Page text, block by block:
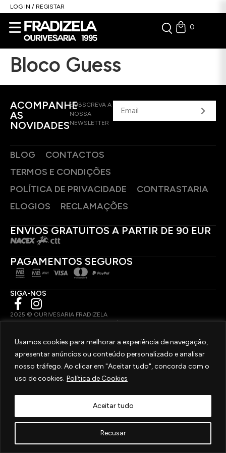
Usamos cookies para melhorar a experiência de navegação,
apresentar anúncios ou conteúdo personalizado e analisar
nosso tráfego. Ao clicar em "Aceitar tudo", concorda com o
uso de cookies. Política de Cookies
Recusar
Aceitar tudo
LOG IN / REGISTAR
0
Bloco Guess
ACOMPANHE
AS
NOVIDADES
SUBSCREVA A
NOSSA
NEWSLETTER
BLOG
CONTACTOS
TERMOS E CONDIÇÕES
POLÍTICA DE PRIVACIDADE
CONTRASTARIA
ELOGIOS
RECLAMAÇÕES
ENVIOS GRATUITOS A PARTIR DE 90 EUR
PAGAMENTOS SEGUROS
SIGA-NOS
2025 © OURIVESARIA FRADIZELA
TODOS OS DIREITOS RESERVADOS. | REAL WEBSITE BYMILIGRAM